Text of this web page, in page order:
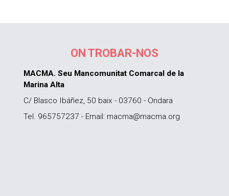
ON TROBAR-NOS
MACMA. Seu Mancomunitat Comarcal de la
Marina Alta
C/ Blasco Ibáñez, 50 baix - 03760 - Ondara
Tel. 965757237 - Email: macma@macma.org